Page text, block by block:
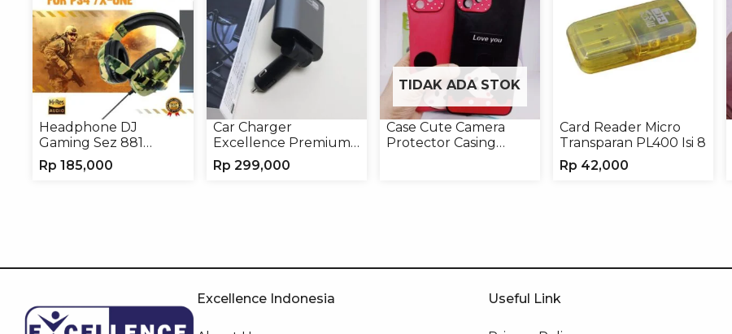
Headphone DJ
Gaming Sez 881
Handsfree Earphone
Headset
Rp 185,000
Car Charger
Excellence Premium
4in1 120W Charger
Handphone
Rp 299,000
TIDAK ADA STOK
Case Cute Camera
Protector Casing
Card Reader Micro
Transparan PL400 Isi 8
Rp 42,000
Excellence Indonesia Useful Link